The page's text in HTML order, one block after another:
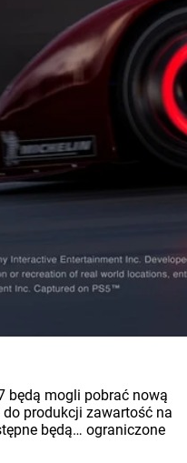
będą mogli pobrać nową
produkcji zawartość na
będą… ograniczone